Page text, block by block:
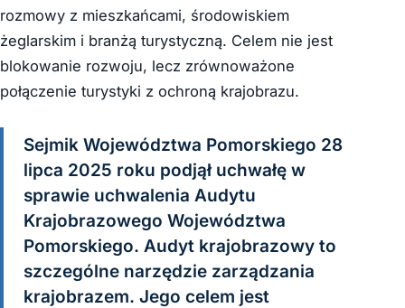
rozmowy z mieszkańcami, środowiskiem
żeglarskim i branżą turystyczną. Celem nie jest
blokowanie rozwoju, lecz zrównoważone
połączenie turystyki z ochroną krajobrazu.
Sejmik Województwa Pomorskiego 28
lipca 2025 roku podjął uchwałę w
sprawie uchwalenia Audytu
Krajobrazowego Województwa
Pomorskiego. Audyt krajobrazowy to
szczególne narzędzie zarządzania
krajobrazem. Jego celem jest